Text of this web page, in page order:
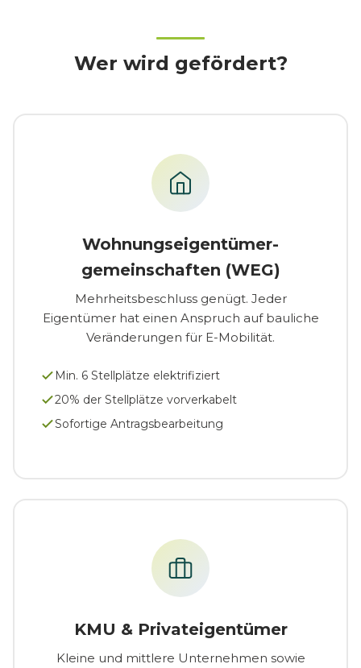
Wer wird gefördert?
Wohnungseigentümer-
gemeinschaften (WEG)
Mehrheitsbeschluss genügt. Jeder
Eigentümer hat einen Anspruch auf bauliche
Veränderungen für E-Mobilität.
Min. 6 Stellplätze elektrifiziert
20% der Stellplätze vorverkabelt
Sofortige Antragsbearbeitung
KMU & Privateigentümer
Kleine und mittlere Unternehmen sowie